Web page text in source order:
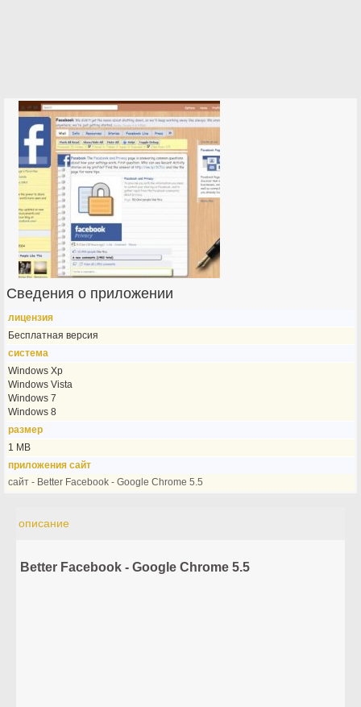
Сведения о приложении
лицензия
Бесплатная версия
система
Windows Xp
Windows Vista
Windows 7
Windows 8
размер
1 MB
приложения сайт
сайт - Better Facebook - Google Chrome 5.5
описание
Better Facebook - Google Chrome 5.5